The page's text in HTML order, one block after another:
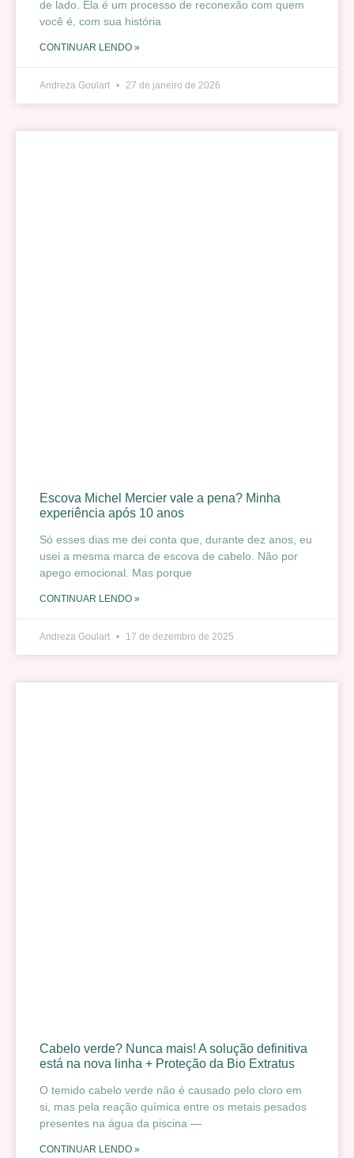
de lado. Ela é um processo de reconexão com quem
você é, com sua história
CONTINUAR LENDO »
Andreza Goulart 27 de janeiro de 2026
Escova Michel Mercier vale a pena? Minha
experiência após 10 anos
Só esses dias me dei conta que, durante dez anos, eu
usei a mesma marca de escova de cabelo. Não por
apego emocional. Mas porque
CONTINUAR LENDO »
Andreza Goulart 17 de dezembro de 2025
Cabelo verde? Nunca mais! A solução definitiva
está na nova linha + Proteção da Bio Extratus
O temido cabelo verde não é causado pelo cloro em
si, mas pela reação química entre os metais pesados
presentes na água da piscina —
CONTINUAR LENDO »